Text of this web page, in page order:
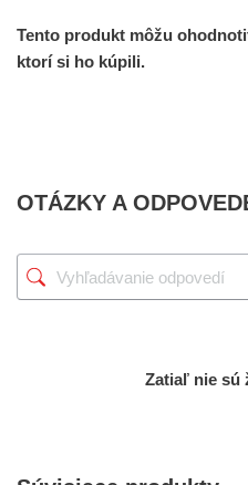
Tento produkt môžu
ktorí si ho kúpili.
OTÁZKY A
Zatiaľ nie sú